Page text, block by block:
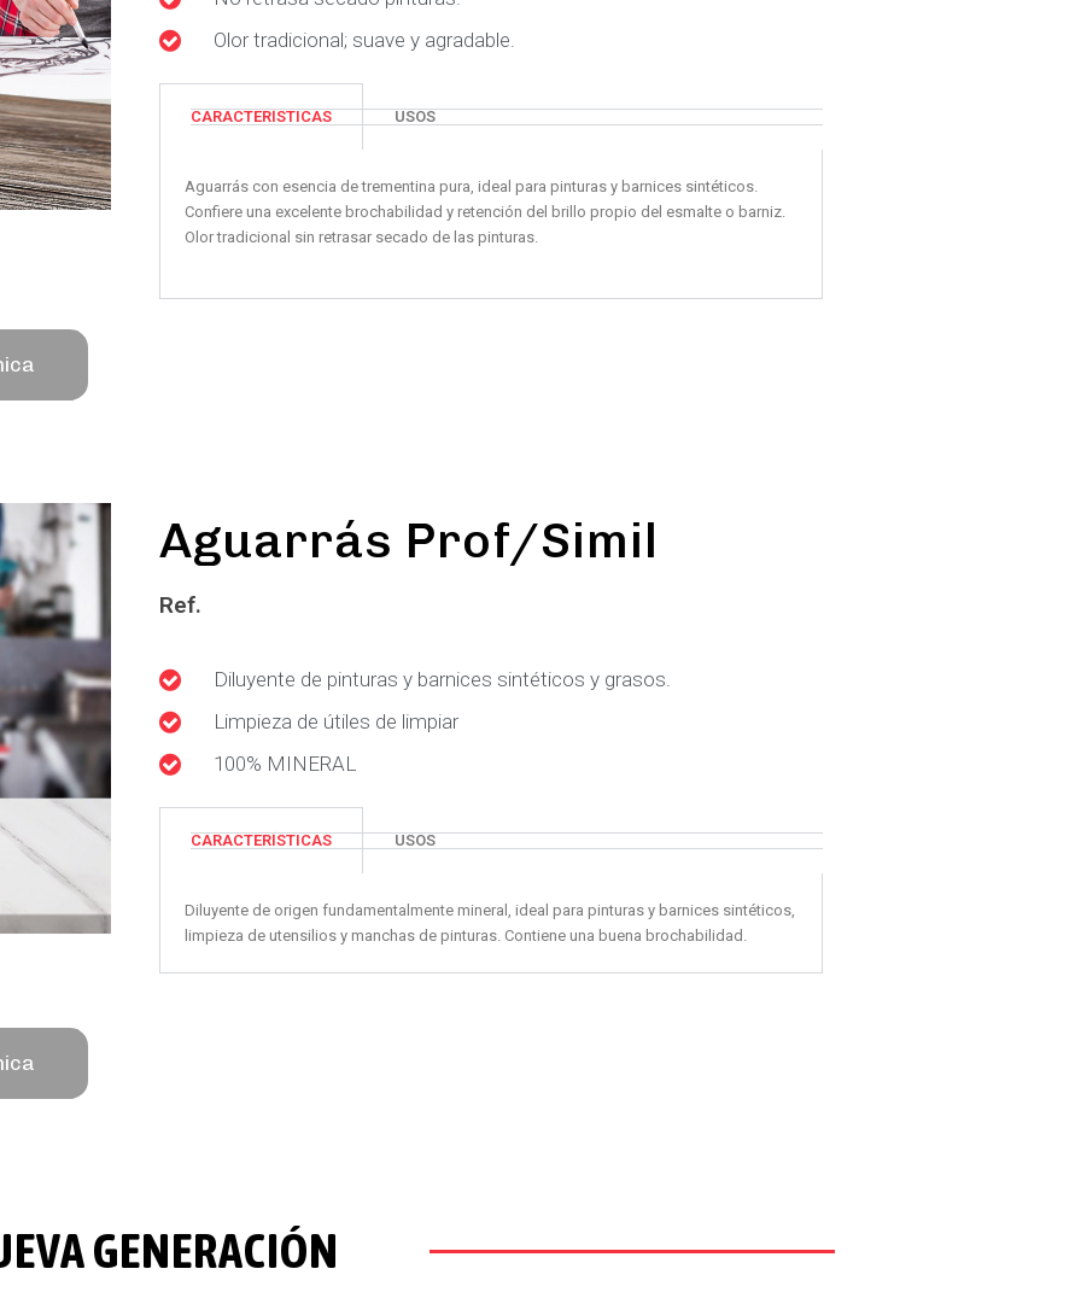
Olor tradicional; suave y agradable.
CARACTERÍSTICAS USOS
Aguarrás con esencia de trementina pura, ideal para pinturas y barnices sintéticos.
Confiere una excelente brochabilidad y retención del brillo propio del esmalte o barniz.
Olor tradicional sin retrasar secado de las pinturas.
Aguarrás Prof/Simil
Ref.
Diluyente de pinturas y barnices sintéticos y grasos.
Limpieza de útiles de limpiar
100% MINERAL
CARACTERÍSTICAS USOS
Diluyente de origen fundamentalmente mineral, ideal para pinturas y barnices sintéticos,
limpieza de utensilios y manchas de pinturas. Contiene una buena brochabilidad.
GENERACIÓN